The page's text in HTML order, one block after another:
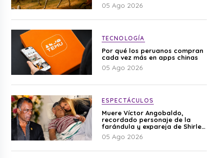
05 Ago 2026
TECNOLOGÍA
Por qué los peruanos compran
cada vez más en apps chinas
05 Ago 2026
ESPECTÁCULOS
Muere Víctor Angobaldo,
recordado personaje de la
farándula y expareja de Shirley
Cherres
05 Ago 2026